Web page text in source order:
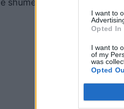
I want to
Opted In
I want to
of my
was
Opted
shumë informacion në: